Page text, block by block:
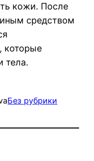
кожи. После
средством
тела.
Без рубрики